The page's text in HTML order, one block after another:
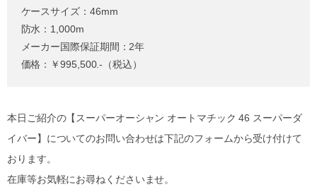
ケースサイズ：46mm
防水：1,000m
メーカー国際保証期間：2年
価格：￥995,500.-（税込）
本日ご紹介の【スーパーオーシャン オートマチック 46 スーパーダ
イバー】についてのお問い合わせは下記のフォームから受け付けて
おります。
在庫等お気軽にお尋ねくださいませ。